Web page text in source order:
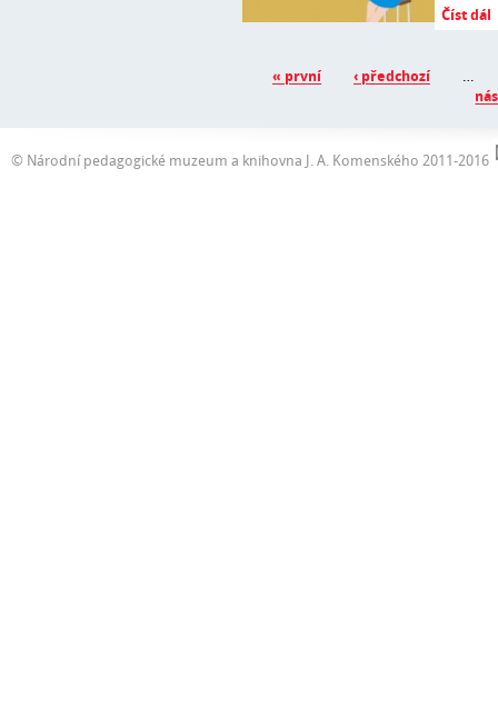
Číst dál
Stránky
« první ‹ předchozí
…
© Národní pedagogické muzeum a knihovna J. A. Komenského 2011-2016